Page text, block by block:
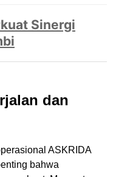
Sinergi
dan
ASKRIDA
bahwa